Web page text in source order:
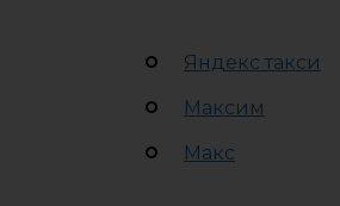
Яндекс такси
Максим
Макс